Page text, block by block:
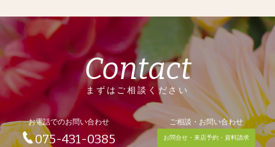
Contact
まずはご相談ください
お電話でのお問い合わせ
075-431-0385
ご相談・お問い合わせ
お問合せ・来店予約・資料請求